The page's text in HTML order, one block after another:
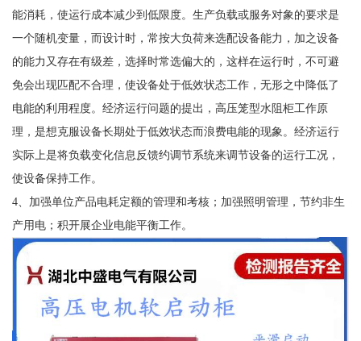
能消耗，使运行成本减少到低限度。生产负载或服务对象的要求是
一个随机变量，而设计时，常按大负荷来选配设备能力，加之设备
的能力又存在有级差，选择时常选偏大的，这样在运行时，不可避
免会出现匹配不合理，使设备处于低效状态工作，无形之中降低了
电能的利用程度。经济运行问题的提出，高压笼型水阻柜工作原
理，是想克服设备长期处于低效状态而浪费电能的现象。经济运行
实际上是将负载变化信息反馈约调节系统来调节设备的运行工况，
使设备保持工作。
4、加强单位产品电耗定额的管理和考核；加强照明管理，节约非生
产用电；积开展企业电能平衡工作。